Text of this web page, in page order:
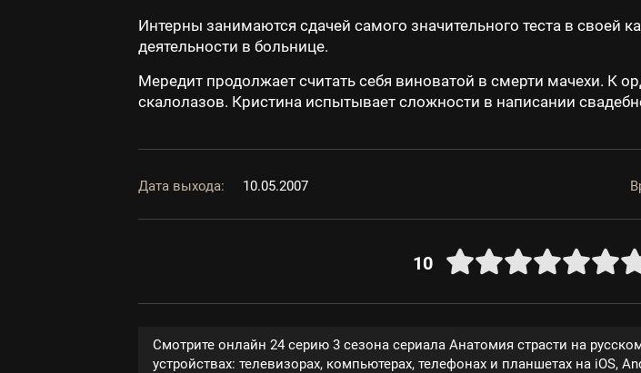
Интерны занимаются сдачей самого значительного теста в своей
деятельности в больнице.
Мередит продолжает считать себя виноватой в смерти мачехи. К
скалолазов. Кристина испытывает сложности в написании
Дата выхода: 10.05.2007
10
Смотрите онлайн 24 серию 3 сезона сериала Анатомия страсти на
устройствах: телевизорах, компьютерах, телефонах и планшетах на iOS,